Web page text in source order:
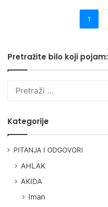
1
Pretražite bilo koji pojam:
Kategorije
PITANJA I ODGOVORI
AHLAK
AKIDA
Iman